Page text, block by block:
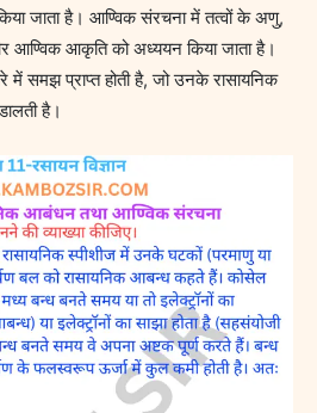
जाता है। आण्विक संरचना में तत्वों के अणु,
आण्विक आकृति को अध्ययन किया जाता है।
में समझ प्राप्त होती है, जो उनके रासायनिक
है।